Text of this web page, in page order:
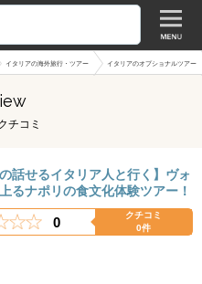
イタリアの海外旅行・ツアー イタリアのオプショナルツアー
チコミ
の話せるイタリア人と行く】ヴォ
るナポリの食文化体験ツアー！
0
クチコミ
0件